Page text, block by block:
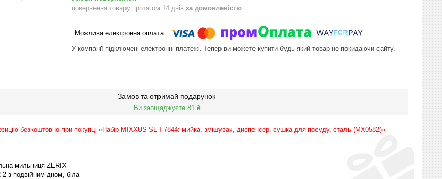
повернення товару протягом 14 днів за домовленістю
У компанії підключені електронні платежі. Тепер ви можете купити будь-який товар не покидаючи сайту.
Замов та отримай подарунок
Ви заощаджуєте 81 ₴
безкоштовно при покупці «Набір MIXXUS SET-7844: мийка, змішувач, диспенсер, сушка для посуду, сталь (MX0582)»
мильниця ZERIX
2 з подвійним дном, біла